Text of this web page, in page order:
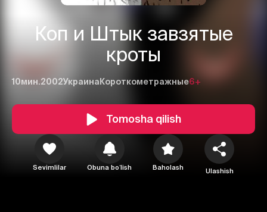
Коп и Штык завзятые
кроты
10мин.2002Украина Короткометражные6+
Tomosha qilish
Sevimlilar Obuna boʻlish Baholash Ulashish
2 3